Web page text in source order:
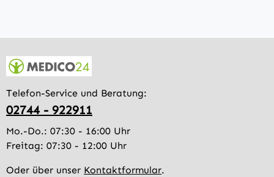
Telefon-Service und Beratung:
02744 - 922911
Mo.-Do.: 07:30 - 16:00 Uhr
Freitag: 07:30 - 12:00 Uhr
Oder über unser Kontaktformular.